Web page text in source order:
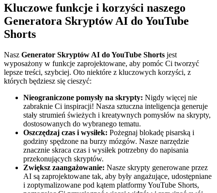
Kluczowe funkcje i korzyści naszego
Generatora Skryptów AI do YouTube
Shorts
Nasz Generator Skryptów AI do YouTube Shorts jest
wyposażony w funkcje zaprojektowane, aby pomóc Ci tworzyć
lepsze treści, szybciej. Oto niektóre z kluczowych korzyści, z
których będziesz się cieszyć:
Nieograniczone pomysły na skrypty: Nigdy więcej nie
zabraknie Ci inspiracji! Nasza sztuczna inteligencja generuje
stały strumień świeżych i kreatywnych pomysłów na skrypty,
dostosowanych do wybranego tematu.
Oszczędzaj czas i wysiłek: Pożegnaj blokadę pisarską i
godziny spędzone na burzy mózgów. Nasze narzędzie
znacznie skraca czas i wysiłek potrzebny do napisania
przekonujących skryptów.
Zwiększ zaangażowanie: Nasze skrypty generowane przez
AI są zaprojektowane tak, aby były angażujące, udostępniane
i zoptymalizowane pod kątem platformy YouTube Shorts,